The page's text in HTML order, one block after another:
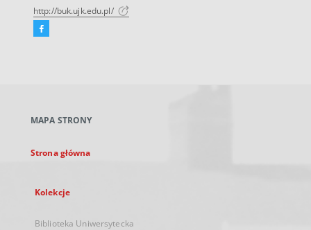
http://buk.ujk.edu.pl/
Facebook
karcie
MAPA STRONY
Strona główna
Kolekcje
Biblioteka Uniwersytecka